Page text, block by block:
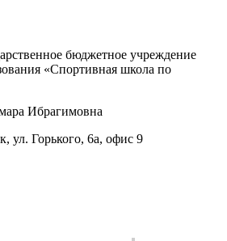
бюджетное учреждение
«Спортивная школа по
Ибрагимовна
ул. Горького, 6а, офис 9